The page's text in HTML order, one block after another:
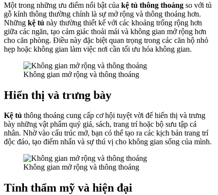
Một trong những ưu điểm nổi bật của kệ tủ thông thoáng so với tủ
gỗ kính thông thường chính là sự mở rộng và thông thoáng hơn.
Những kệ tủ này thường thiết kế với các khoảng trống rộng hơn
giữa các ngăn, tạo cảm giác thoải mái và không gian mở rộng hơn
cho căn phòng. Điều này đặc biệt quan trọng trong các căn hộ nhỏ
hẹp hoặc không gian làm việc nơi cần tối ưu hóa không gian.
Không gian mở rộng và thông thoáng
Hiển thị và trưng bày
Kệ tủ thông thoáng cung cấp cơ hội tuyệt vời để hiển thị và trưng
bày những vật phẩm quý giá, sách, trang trí hoặc bộ sưu tập cá
nhân. Nhờ vào cấu trúc mở, bạn có thể tạo ra các kịch bản trang trí
độc đáo, tạo điểm nhấn và sự thú vị cho không gian sống của mình.
Không gian mở rộng và thông thoáng
Tính thẩm mỹ và hiện đại